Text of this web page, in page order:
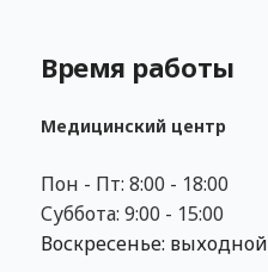
Время работы
Медицинский центр
Пон - Пт: 8:00 - 18:00
Суббота: 9:00 - 15:00
Воскресенье: выходной